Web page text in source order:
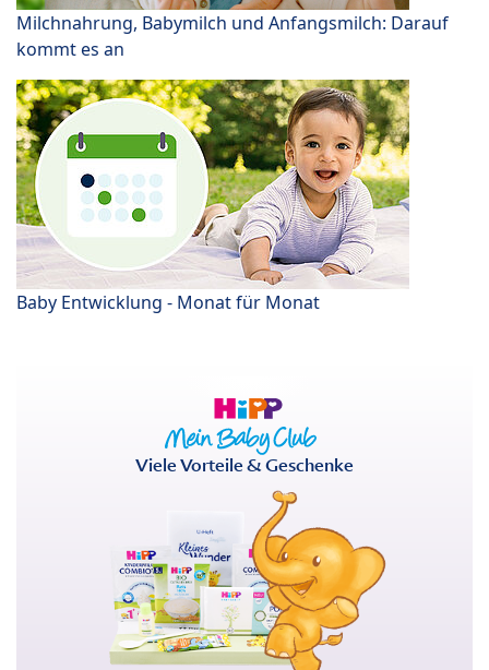
Milchnahrung, Babymilch und Anfangsmilch: Darauf
kommt es an
Baby Entwicklung - Monat für Monat
Viele Vorteile & Geschenke